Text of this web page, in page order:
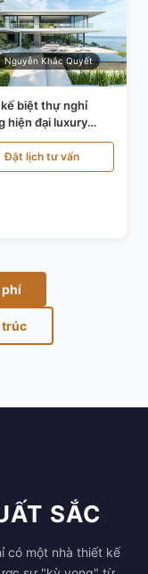
Nguyễn Khắc Quyết
biệt thự nghỉ
hiện đại luxury
tại Đà Nẵng
Đặt lịch tư vấn
trúc
SẮC
có một nhà thiết kế